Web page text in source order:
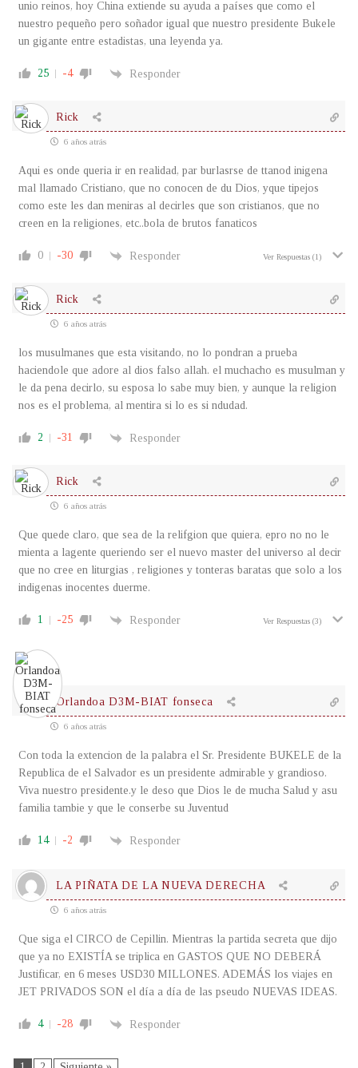
unio reinos, hoy China extiende su ayuda a países que como el
nuestro pequeño pero soñador igual que nuestro presidente Bukele
un gigante entre estadistas, una leyenda ya.
25 -4 Responder
Rick
6 años atrás
Aqui es onde queria ir en realidad, par burlasrse de ttanod inigena
mal llamado Cristiano, que no conocen de du Dios, yque tipejos
como este les dan meniras al decirles que son cristianos, que no
creen en la religiones, etc..bola de brutos fanaticos
0 -30 Responder Ver Respuestas (1)
Rick
6 años atrás
los musulmanes que esta visitando, no lo pondran a prueba
haciendole que adore al dios falso allah. el muchacho es musulman y
le da pena decirlo, su esposa lo sabe muy bien, y aunque la religion
nos es el problema, al mentira si lo es si ndudad.
2 -31 Responder
Rick
6 años atrás
Que quede claro, que sea de la relifgion que quiera, epro no no le
mienta a lagente queriendo ser el nuevo master del universo al decir
que no cree en liturgias , religiones y tonteras baratas que solo a los
indigenas inocentes duerme.
1 -25 Responder Ver Respuestas (3)
Orlandoa D3M-BIAT fonseca
6 años atrás
Con toda la extencion de la palabra el Sr. Presidente BUKELE de la
Republica de el Salvador es un presidente admirable y grandioso.
Viva nuestro presidente.y le deso que Dios le de mucha Salud y asu
familia tambie y que le conserbe su Juventud
14 -2 Responder
LA PIÑATA DE LA NUEVA DERECHA
6 años atrás
Que siga el CIRCO de Cepillin. Mientras la partida secreta que dijo
que ya no EXISTÍA se triplica en GASTOS QUE NO DEBERÁ
Justificar, en 6 meses USD30 MILLONES. ADEMÁS los viajes en
JET PRIVADOS SON el día a día de las pseudo NUEVAS IDEAS.
4 -28 Responder